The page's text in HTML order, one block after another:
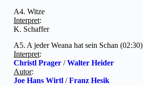
A4. Witze
Interpret:
K. Schaffer
A5. A jeder Weana hat sein Schan (02:30)
Interpret:
Christl Prager /Walter Heider
Autor:
Joe Hans Wirtl /Franz Hesik